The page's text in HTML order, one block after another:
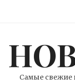
Самые свежие